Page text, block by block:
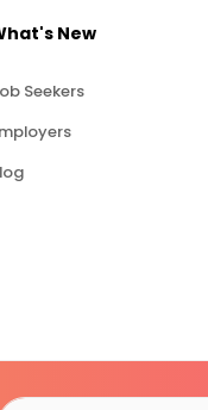
New
Seekers